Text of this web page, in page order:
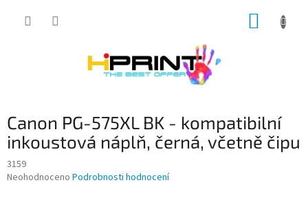
Canon PG-575XL BK - kompatibilní
inkoustová náplň, černá, včetně čipu
3159
Průměrné
Neohodnoceno Podrobnosti hodnocení